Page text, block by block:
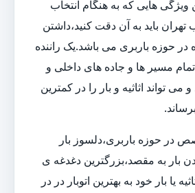
ویژگی هایی که به هنگام انتخاب
تهران باید به آن دقت کنید،داشتن
حوزه باربری می باشد.یک راننده
مسیر ها و جاده های داخلی و
تواند اثاثیه و بار را در کمترین
در حوزه باربری،دلسوز بار
به مقصد،بزرگترین دغدغه ی
یا بار خود به بهترین اتوبار در در